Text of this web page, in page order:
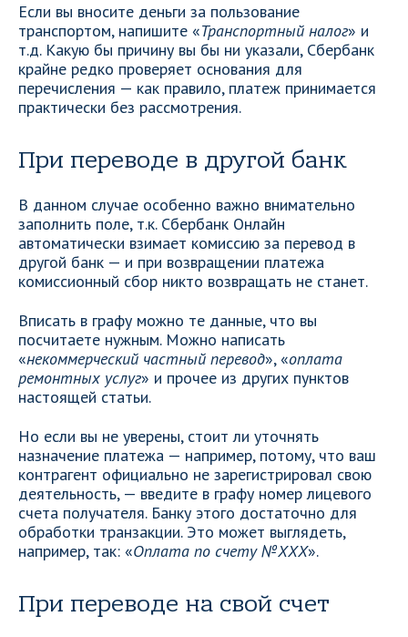
Если вы вносите деньги за пользование
транспортом, напишите «Транспортный налог» и
т.д. Какую бы причину вы бы ни указали, Сбербанк
крайне редко проверяет основания для
перечисления — как правило, платеж принимается
практически без рассмотрения.
При переводе в другой банк
В данном случае особенно важно внимательно
заполнить поле, т.к. Сбербанк Онлайн
автоматически взимает комиссию за перевод в
другой банк — и при возвращении платежа
комиссионный сбор никто возвращать не станет.
Вписать в графу можно те данные, что вы
посчитаете нужным. Можно написать
«некоммерческий частный перевод», «оплата
ремонтных услуг» и прочее из других пунктов
настоящей статьи.
Но если вы не уверены, стоит ли уточнять
назначение платежа — например, потому, что ваш
контрагент официально не зарегистрировал свою
деятельность, — введите в графу номер лицевого
счета получателя. Банку этого достаточно для
обработки транзакции. Это может выглядеть,
например, так: «Оплата по счету №ХХХ».
При переводе на свой счет